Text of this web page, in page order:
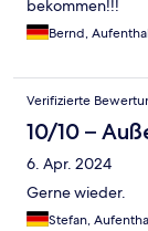
bekommen!!!
Bernd,
Verifizierte
10/10 –
6. Apr. 2024
Gerne wieder.
Stefan,